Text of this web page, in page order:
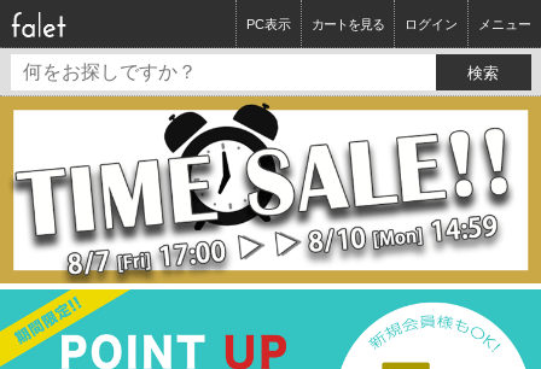
ログイン メニュー
カートを見る
PC表示